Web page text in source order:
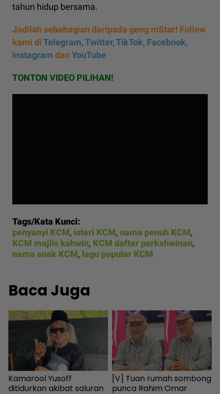
tahun hidup bersama.
Jadilah sebahagian daripada geng mStar! Follow
kami diTelegram,Twitter,TikTok, Facebook,
Instagram dan YouTube
TONTON VIDEO PILIHAN!
Tags/Kata Kunci:
penyanyi KCM, isteri KCM, nama penuh KCM,
KCM majlis kahwin, KCM daftar perkahwinan,
nama anak KCM, lagu popular KCM
Baca Juga
Kamarool Yusoff
ditidurkan akibat saluran
[V] Tuan rumah sombong
punca Rahim Omar